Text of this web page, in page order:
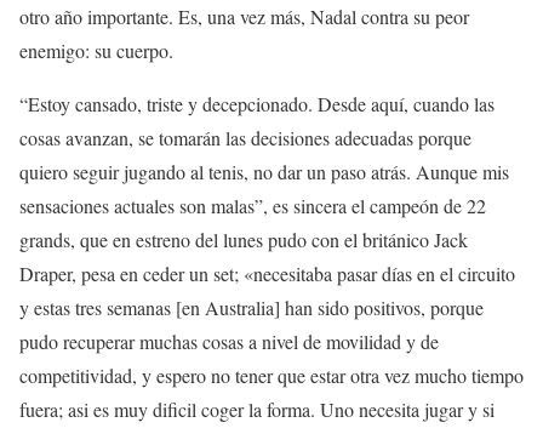
otro año importante. Es, una vez más, Nadal contra su peor
enemigo: su cuerpo.
“Estoy cansado, triste y decepcionado. Desde aquí, cuando las
cosas avanzan, se tomarán las decisiones adecuadas porque
quiero seguir jugando al tenis, no dar un paso atrás. Aunque mis
sensaciones actuales son malas”, es sincera el campeón de 22
grands, que en estreno del lunes pudo con el británico Jack
Draper, pesa en ceder un set; «necesitaba pasar días en el circuito
y estas tres semanas [en Australia] han sido positivos, porque
pudo recuperar muchas cosas a nivel de movilidad y de
competitividad, y espero no tener que estar otra vez mucho tiempo
fuera; asi es muy dificil coger la forma. Uno necesita jugar y si